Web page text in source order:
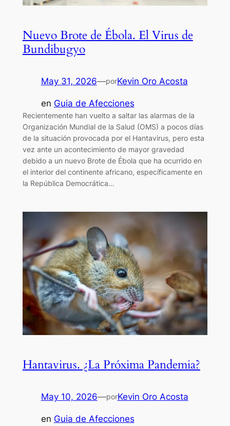
Nuevo Brote de Ébola. El Virus de
Bundibugyo
May 31, 2026—porKevin Oro Acosta
en Guia de Afecciones
Recientemente han vuelto a saltar las alarmas de la
Organización Mundial de la Salud (OMS) a pocos días
de la situación provocada por el Hantavirus, pero esta
vez ante un acontecimiento de mayor gravedad
debido a un nuevo Brote de Ébola que ha ocurrido en
el interior del continente africano, específicamente en
la República Democrática…
Hantavirus. ¿La Próxima Pandemia?
May 10, 2026—porKevin Oro Acosta
en Guia de Afecciones